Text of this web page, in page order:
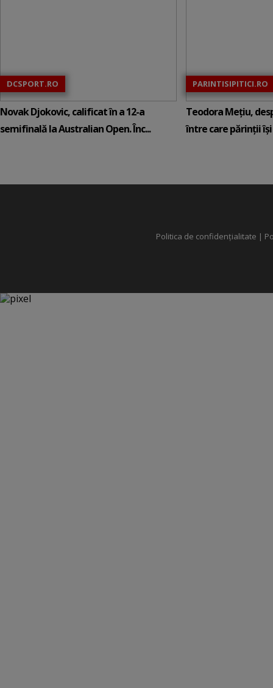
DCSPORT.RO
Novak Djokovic, calificat în a 12-a
semifinală la Australian Open. Înc...
PARINTISIPITICI.RO
Teodora Mețiu,
între care părinții își
Politica de confidențialitate |